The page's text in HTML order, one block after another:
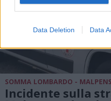
Data Deletion Data
SOMMA LOMBARDO -
Incidente sulla